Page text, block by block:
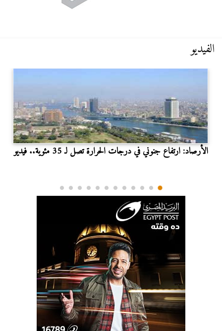
الفيديو
الأرصاد: ارتفاع جنوني في درجات الحرارة تصل لـ 35 مئوية.. فيديو